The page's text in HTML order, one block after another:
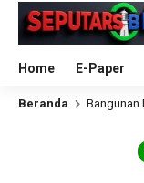
Home E-Paper
Beranda Bangunan